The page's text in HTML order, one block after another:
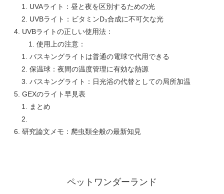
UVAライト：昼と夜を区別するための光
UVBライト：ビタミンD₃合成に不可欠な光
UVBライトの正しい使用法：
使用上の注意：
バスキングライトは普通の電球で代用できる
保温球：夜間の温度管理に有効な熱源
バスキングライト：日光浴の代替としての局所加温
GEXのライト早見表
まとめ
研究論文メモ：爬虫類全般の最新知見
ペットワンダーランド